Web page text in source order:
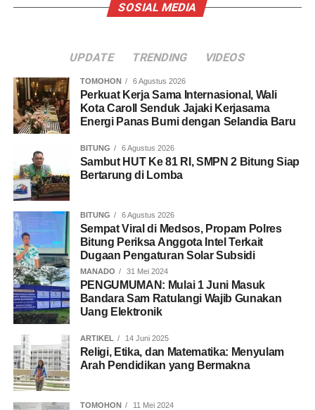
SOSIAL MEDIA
UPDATE TRENDING VIDEOS
TOMOHON 6 Agustus 2026
Perkuat Kerja Sama Internasional, Wali
Kota Caroll Senduk Jajaki Kerjasama
Energi Panas Bumi dengan Selandia Baru
BITUNG 6 Agustus 2026
Sambut HUT Ke 81 RI, SMPN 2 Bitung Siap
Bertarung di Lomba
BITUNG 6 Agustus 2026
Sempat Viral di Medsos, Propam Polres
Bitung Periksa Anggota Intel Terkait
Dugaan Pengaturan Solar Subsidi
MANADO 31 Mei 2024
PENGUMUMAN: Mulai 1 Juni Masuk
Bandara Sam Ratulangi Wajib Gunakan
Uang Elektronik
ARTIKEL 14 Juni 2025
Religi, Etika, dan Matematika: Menyulam
Arah Pendidikan yang Bermakna
TOMOHON 11 Mei 2024